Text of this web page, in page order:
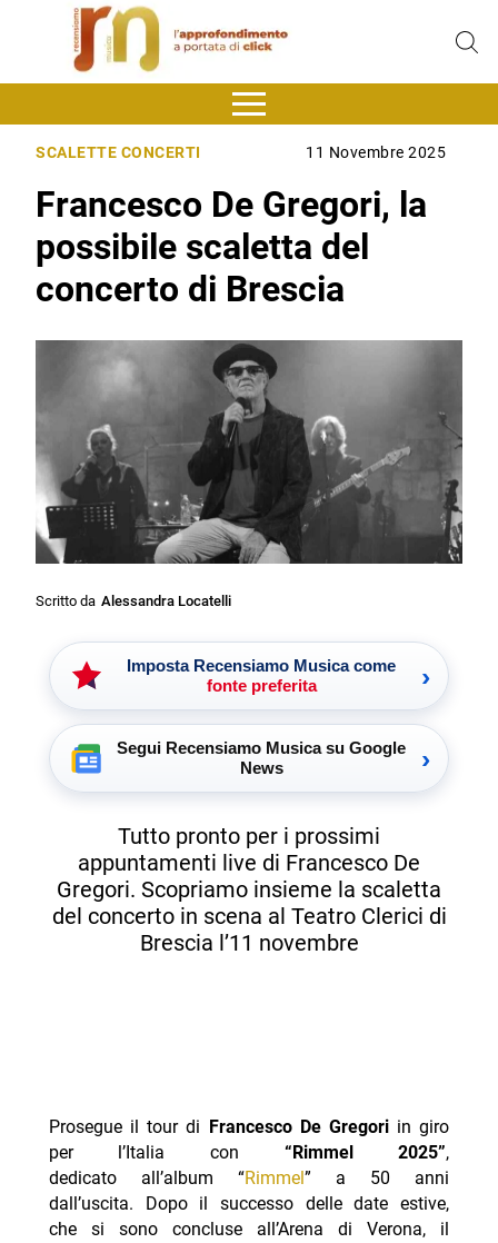
SCALETTE CONCERTI 11 Novembre 2025
Francesco De Gregori, la
possibile scaletta del
concerto di Brescia
Scritto da Alessandra Locatelli
Imposta Recensiamo Musica come
fonte preferita
›
Segui Recensiamo Musica su Google
News
›
Tutto pronto per i prossimi
appuntamenti live di Francesco De
Gregori. Scopriamo insieme la scaletta
del concerto in scena al Teatro Clerici di
Brescia l’11 novembre
Prosegue il tour di Francesco De Gregori in giro
per l’Italia con “Rimmel 2025”,
dedicato all’album “Rimmel ” a 50 anni
dall’uscita. Dopo il successo delle date estive,
che si sono concluse all’Arena di Verona, il